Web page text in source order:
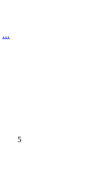
...
5